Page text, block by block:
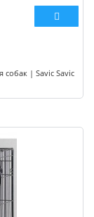
собак | Savic Savic